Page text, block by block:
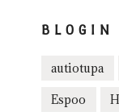
BLOGIN
autiotupa
Espoo